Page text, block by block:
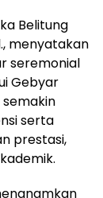
Belitung
menyatakan
seremonial
Gebyar
serta
prestasi,